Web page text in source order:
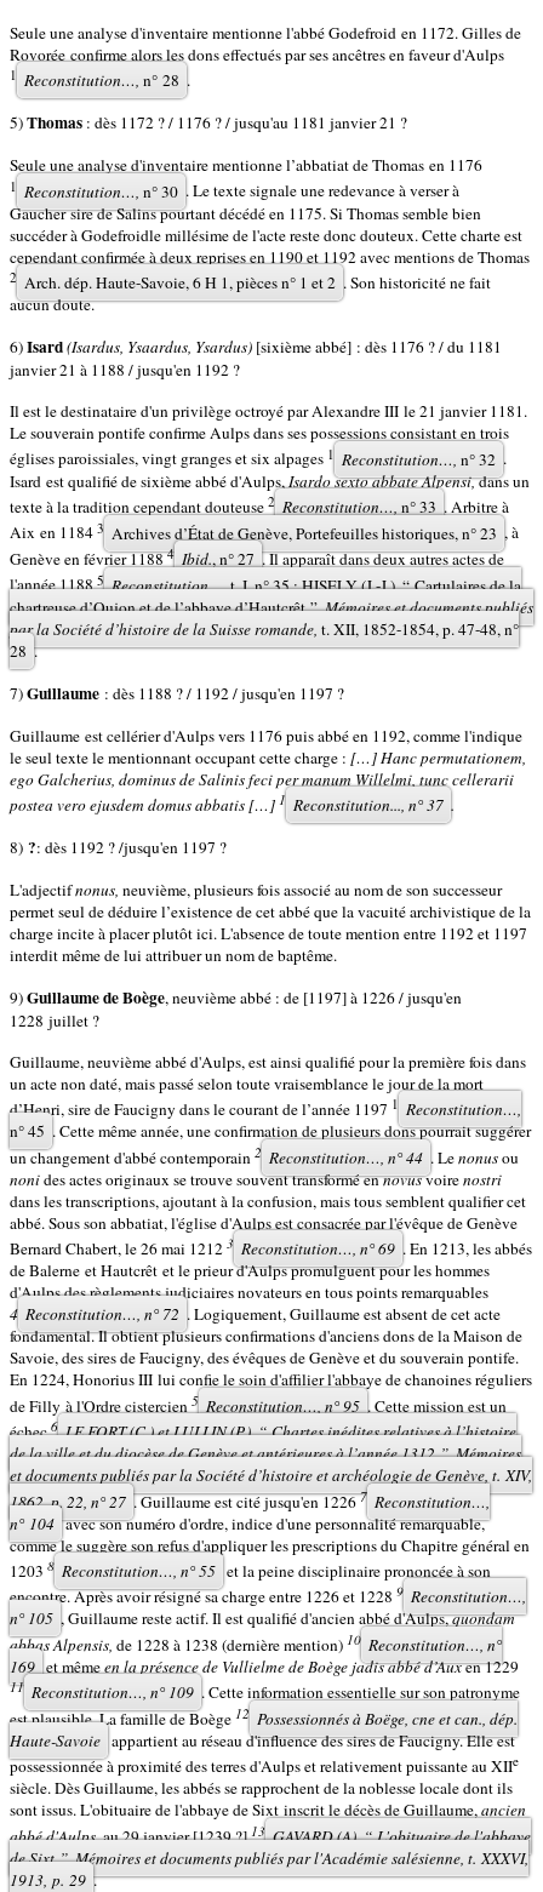
Seule une analyse d'inventaire mentionne l'abbé Godefroid en 1172. Gilles de
Rovorée confirme alors les dons effectués par ses ancêtres en faveur d'Aulps
1 Reconstitution…, n° 28 .
5)Thomas : dès 1172 ? / 1176 ? / jusqu'au 1181 janvier 21 ?
Seule une analyse d'inventaire mentionne l’abbatiat de Thomas en 1176
1 Reconstitution…, n° 30 . Le texte signale une redevance à verser à
Gaucher sire de Salins pourtant décédé en 1175. Si Thomas semble bien
succéder à Godefroidle millésime de l'acte reste donc douteux. Cette charte est
cependant confirmée à deux reprises en 1190 et 1192 avec mentions de Thomas
2 Arch. dép. Haute-Savoie, 6 H 1, pièces n° 1 et 2 . Son historicité ne fait
aucun doute.
6)Isard(Isardus, Ysaardus, Ysardus) [sixième abbé] : dès 1176 ? / du 1181
janvier 21 à 1188 / jusqu'en 1192 ?
Il est le destinataire d'un privilège octroyé par Alexandre III le 21 janvier 1181.
Le souverain pontife confirme Aulps dans ses possessions consistant en trois
églises paroissiales, vingt granges et six alpages 1 Reconstitution…, n° 32 .
Isard est qualifié de sixième abbé d'Aulps,Isardo sexto abbate Alpensi,dans un
texte à la tradition cependant douteuse 2 Reconstitution…, n° 33 . Arbitre à
Aix en 1184 3 Archives d’État de Genève, Portefeuilles historiques, n° 23 , à
Genève en février 1188 4 Ibid., n° 27 . Il apparaît dans deux autres actes de
l'année 1188 5 Reconstitution…,t. I, n° 35 ; HISELY (J.-J.), “ Cartulaires de la
chartreuse d’Oujon et de l’abbaye d’Hautcrêt ”,Mémoires et documents publiés
par la Société d’histoire de la Suisse romande, t. XII, 1852-1854, p. 47-48, n°
28 .
7)Guillaume : dès 1188 ? / 1192 / jusqu'en 1197 ?
Guillaume est cellérier d'Aulps vers 1176 puis abbé en 1192, comme l'indique
le seul texte le mentionnant occupant cette charge : […] Hanc permutationem,
ego Galcherius, dominus de Salinis feci per manum Willelmi, tunc cellerarii
postea vero ejusdem domus abbatis […] 1 Reconstitution..., n° 37 .
8) ?: dès 1192 ? /jusqu'en 1197 ?
L'adjectifnonus, neuvième, plusieurs fois associé au nom de son successeur
permet seul de déduire l’existence de cet abbé que la vacuité archivistique de la
charge incite à placer plutôt ici. L'absence de toute mention entre 1192 et 1197
interdit même de lui attribuer un nom de baptême.
9)Guillaume de Boège, neuvième abbé : de [1197] à 1226 / jusqu'en
1228 juillet ?
Guillaume, neuvième abbé d'Aulps, est ainsi qualifié pour la première fois dans
un acte non daté, mais passé selon toute vraisemblance le jour de la mort
d’Henri, sire de Faucigny dans le courant de l’année 1197 1 Reconstitution…,
n° 45 . Cette même année, une confirmation de plusieurs dons pourrait suggérer
un changement d'abbé contemporain 2 Reconstitution…, n° 44 . Lenonusou
nonides actes originaux se trouve souvent transformé ennovusvoirenostri
dans les transcriptions, ajoutant à la confusion, mais tous semblent qualifier cet
abbé. Sous son abbatiat, l'église d'Aulps est consacrée par l'évêque de Genève
Bernard Chabert, le 26 mai 1212 3 Reconstitution…, n° 69 . En 1213, les abbés
de Balerne et Hautcrêt et le prieur d'Aulps promulguent pour les hommes
d'Aulps des règlements judiciaires novateurs en tous points remarquables
4 Reconstitution…, n° 72 . Logiquement, Guillaume est absent de cet acte
fondamental. Il obtient plusieurs confirmations d'anciens dons de la Maison de
Savoie, des sires de Faucigny, des évêques de Genève et du souverain pontife.
En 1224, Honorius III lui confie le soin d'affilier l'abbaye de chanoines réguliers
de Filly à l'Ordre cistercien 5 Reconstitution…,n° 95 . Cette mission est un
échec 6 LE FORT (C.) et LULLIN (P.), “ Chartes inédites relatives à l’histoire
de la ville et du diocèse de Genève et antérieures à l’année 1312 ”,Mémoires
et documents publiés par la Société d’histoire et archéologie de Genève, t. XIV,
1862, p. 22, n° 27 . Guillaume est cité jusqu'en 1226 7 Reconstitution…,
n° 104 avec son numéro d'ordre, indice d'une personnalité remarquable,
comme le suggère son refus d'appliquer les prescriptions du Chapitre général en
1203 8 Reconstitution…, n° 55 et la peine disciplinaire prononcée à son
encontre. Après avoir résigné sa charge entre 1226 et 1228 9 Reconstitution…,
n° 105 , Guillaume reste actif. Il est qualifié d'ancien abbé d'Aulps,quondam
abbas Alpensis, de 1228 à 1238 (dernière mention) 10 Reconstitution…, n°
169 et mêmeen la présence de Vullielme de Boège jadis abbé d’Auxen 1229
11 Reconstitution…, n° 109 . Cette information essentielle sur son patronyme
est plausible. La famille de Boège 12 Possessionnés à Boëge, cne et can., dép.
Haute-Savoie appartient au réseau d'influence des sires de Faucigny. Elle est
possessionnée à proximité des terres d'Aulps et relativement puissante au XIIe
siècle. Dès Guillaume, les abbés se rapprochent de la noblesse locale dont ils
sont issus. L'obituaire de l'abbaye de Sixt inscrit le décès de Guillaume,ancien
abbé d'Aulps, au 29 janvier [1239 ?] 13 GAVARD (A), “ L'obituaire de l'abbaye
de Sixt ”,Mémoires et documents publiés par l'Académie salésienne, t. XXXVI,
1913, p. 29 .